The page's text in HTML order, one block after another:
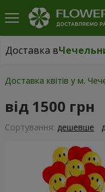
Доставка в
Доставка в
Доставка квітів у м.
від 1500 грн
Сортування: дешевше